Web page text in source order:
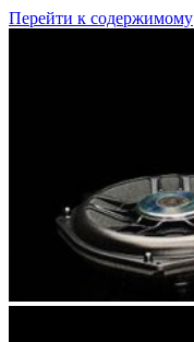
Перейти к содержимому